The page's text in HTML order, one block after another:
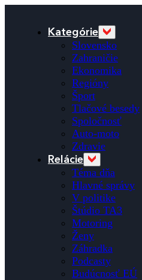
Kategórie
Slovensko
Zahraničie
Ekonomika
Regióny
Šport
Tlačové besedy
Spoločnosť
Auto-moto
Zdravie
Relácie
Téma dňa
Hlavné správy
V politike
Štúdio TA3
Motoring
Ženy
Záhradka
Podcasty
Budúcnosť EÚ